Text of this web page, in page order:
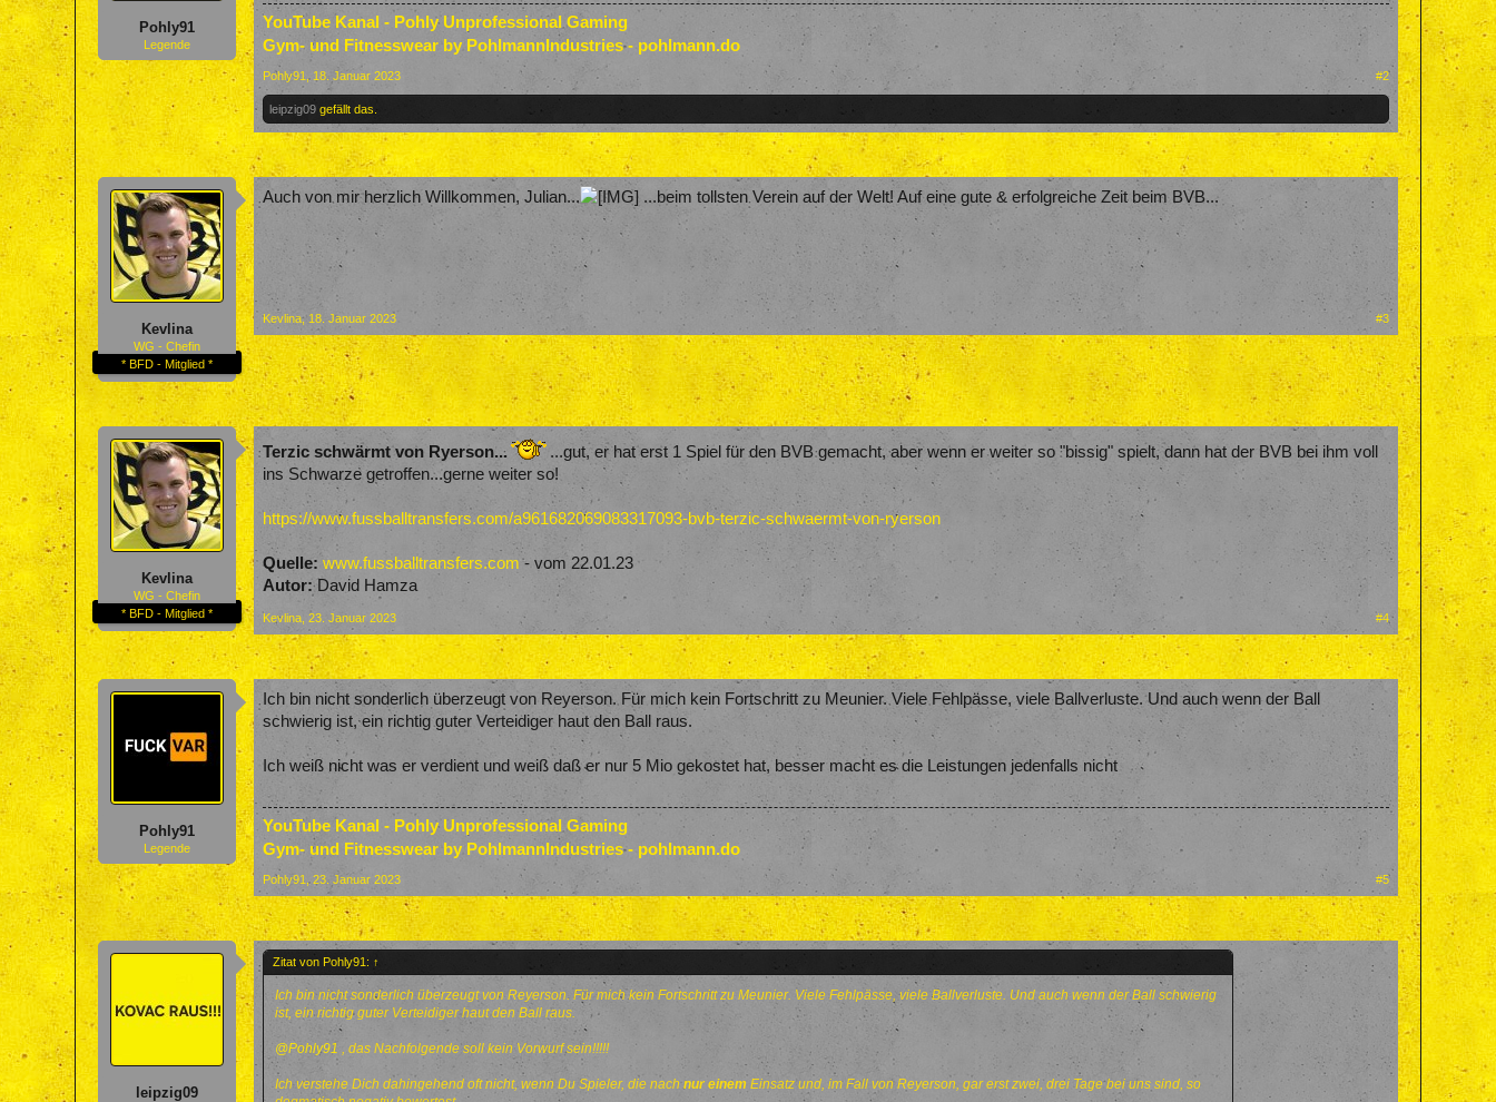
Pohly91
Legende
YouTube Kanal - Pohly Unprofessional Gaming
Gym- und Fitnesswear by PohlmannIndustries - pohlmann.do
Pohly91 , 18. Januar 2023 #2
leipzig09 gefällt das.
Kevlina
WG - Chefin
* BFD - Mitglied *
Auch von mir herzlich Willkommen, Julian... ...beim tollsten Verein auf der Welt! Auf eine gute & erfolgreiche Zeit beim BVB...
Kevlina, 18. Januar 2023 #3
Kevlina
WG - Chefin
* BFD - Mitglied *
Terzic schwärmt von Ryerson...
...gut, er hat erst 1 Spiel für den BVB gemacht, aber wenn er weiter so "bissig" spielt, dann hat der BVB bei ihm voll
ins Schwarze getroffen...gerne weiter so!
https://www.fussballtransfers.com/a961682069083317093-bvb-terzic-schwaermt-von-ryerson
Quelle:www.fussballtransfers.com- vom 22.01.23
Autor:David Hamza
Kevlina 23. Januar 2023 #4
Pohly91
Legende
Ich bin nicht sonderlich überzeugt von Reyerson. Für mich kein Fortschritt zu Meunier. Viele Fehlpässe, viele Ballverluste. Und auch wenn der Ball
schwierig ist, ein richtig guter Verteidiger haut den Ball raus.
Ich weiß nicht was er verdient und weiß daß er nur 5 Mio gekostet hat, besser macht es die Leistungen jedenfalls nicht
YouTube Kanal - Pohly Unprofessional Gaming
Gym- und Fitnesswear by PohlmannIndustries - pohlmann.do
Pohly91 , 23. Januar 2023 #5
leipzig09
Zitat von Pohly91: ↑
Ich bin nicht sonderlich überzeugt von Reyerson. Für mich kein Fortschritt zu Meunier. Viele Fehlpässe, viele Ballverluste. Und auch wenn der Ball schwierig
ist, ein richtig guter Verteidiger haut den Ball raus.
@Pohly91 , das Nachfolgende soll kein Vorwurf sein!!!!!
Ich verstehe Dich dahingehend oft nicht, wenn Du Spieler, die nachnur einem Einsatz und, im Fall von Reyerson, gar erst zwei, drei Tage bei uns sind, so